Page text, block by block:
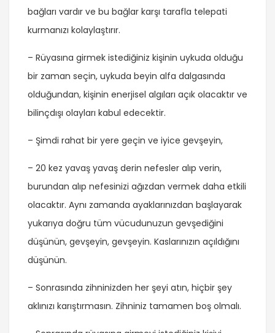
bağları vardır ve bu bağlar karşı tarafla telepati
kurmanızı kolaylaştırır.
– Rüyasına girmek istediğiniz kişinin uykuda olduğu
bir zaman seçin, uykuda beyin alfa dalgasında
olduğundan, kişinin enerjisel algıları açık olacaktır ve
bilinçdışı olayları kabul edecektir.
– Şimdi rahat bir yere geçin ve iyice gevşeyin,
– 20 kez yavaş yavaş derin nefesler alıp verin,
burundan alıp nefesinizi ağızdan vermek daha etkili
olacaktır. Aynı zamanda ayaklarınızdan başlayarak
yukarıya doğru tüm vücudunuzun gevşediğini
düşünün, gevşeyin, gevşeyin. Kaslarınızın açıldığını
düşünün.
– Sonrasında zihninizden her şeyi atın, hiçbir şey
aklınızı karıştırmasın. Zihniniz tamamen boş olmalı.